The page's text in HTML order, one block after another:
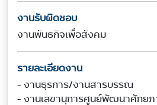
งานรับผิดชอบ
งานพันธกิจเพื่อสังคม
รายละเอียดงาน
- งานธุรการ/งานสารบรรณ
- งานเลขานุการศูนย์พัฒนาศักย